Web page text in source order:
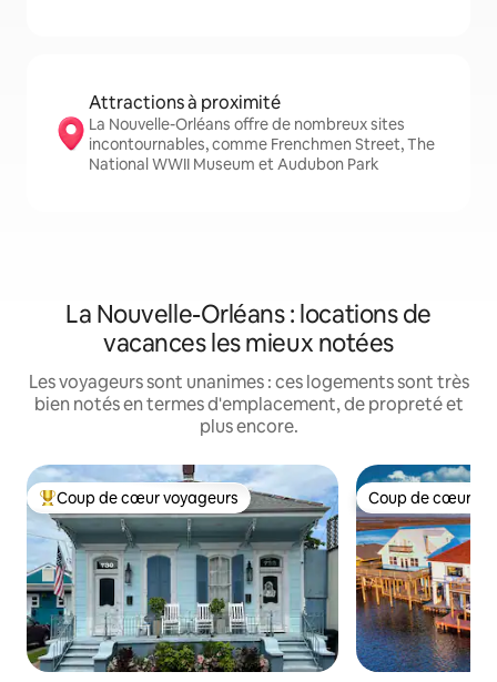
Attractions à proximité
La Nouvelle-Orléans offre de nombreux sites
incontournables, comme Frenchmen Street, The
National WWII Museum et Audubon Park
La Nouvelle-Orléans : locations de
vacances les mieux notées
Les voyageurs sont unanimes : ces logements sont très
bien notés en termes d'emplacement, de propreté et
plus encore.
Coups de cœur voyageurs les plus appréciés
Coup de cœur voyageurs Coup de cœur
Coup de cœur